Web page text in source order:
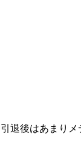
退後はあまり